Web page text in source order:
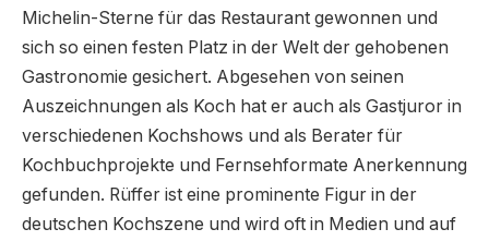
Michelin-Sterne für das Restaurant gewonnen und
sich so einen festen Platz in der Welt der gehobenen
Gastronomie gesichert. Abgesehen von seinen
Auszeichnungen als Koch hat er auch als Gastjuror in
verschiedenen Kochshows und als Berater für
Kochbuchprojekte und Fernsehformate Anerkennung
gefunden. Rüffer ist eine prominente Figur in der
deutschen Kochszene und wird oft in Medien und auf